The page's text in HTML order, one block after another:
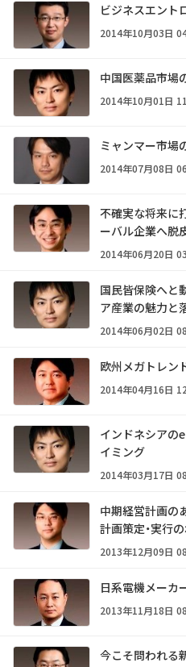
ビジネスエント
2014年10月03日
中国医薬品市場
2014年10月01日
ミャンマー市場
2014年07月08日
不確実な将来に
ーバル企業へ脱
2014年06月20日
国民皆保険へと
ア産業の魅力と
2014年06月02日
欧州メガトレン
2014年04月16日
インドネシア
イミング
2014年03月17日
中期経営計画の
計画策定・実行
2013年12月09日
日系電機メーカ
2013年11月18日
今こそ問われる